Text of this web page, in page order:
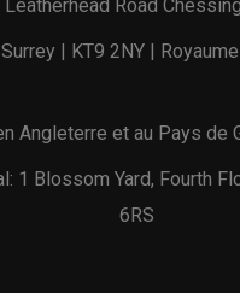
Leatherhead Road
Surrey | KT9 2NY |
Angleterre et au Pays de
1 Blossom Yard, Fourth
6RS